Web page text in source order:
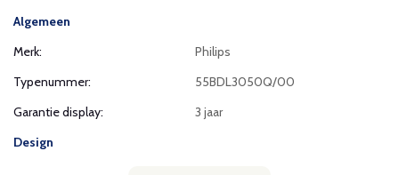
Algemeen
Merk:
Philips
Typenummer:
55BDL3050Q/00
Garantie display:
3 jaar
Design